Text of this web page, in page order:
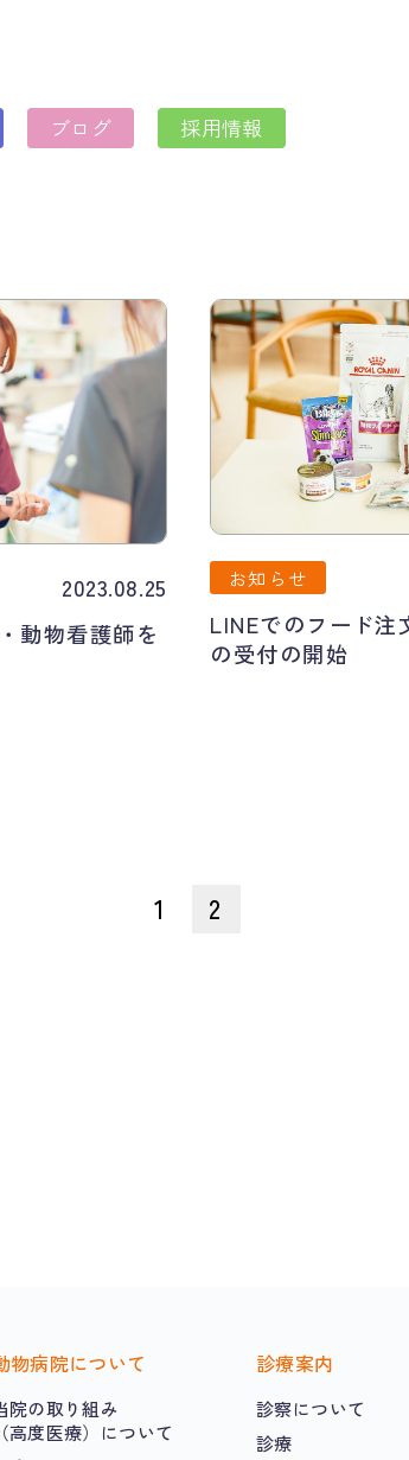
ブログ 採用情報
2023.08.25
動物看護師を
お知らせ
LINEでのフード注
の受付の開始
1 2
物病院について
院の取り組み
（高度医療）について
診療案内
診察について
診療